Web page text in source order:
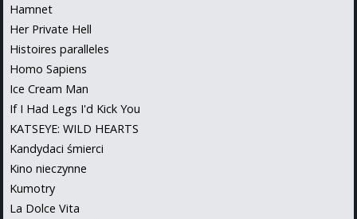
Hamnet
Her Private Hell
Histoires paralleles
Homo Sapiens
Ice Cream Man
If I Had Legs I'd Kick You
KATSEYE: WILD HEARTS
Kandydaci śmierci
Kino nieczynne
Kumotry
La Dolce Vita